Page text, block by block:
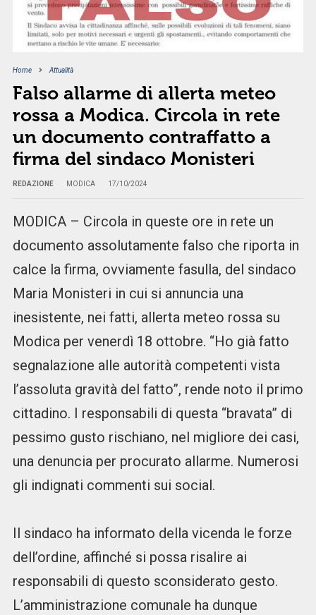
Home Attualità
Falso allarme di allerta meteo
rossa a Modica. Circola in rete
un documento contraffatto a
firma del sindaco Monisteri
REDAZIONE MODICA 17/10/2024
MODICA – Circola in queste ore in rete un
documento assolutamente falso che riporta in
calce la firma, ovviamente fasulla, del sindaco
Maria Monisteri in cui si annuncia una
inesistente, nei fatti, allerta meteo rossa su
Modica per venerdì 18 ottobre. “Ho già fatto
segnalazione alle autorità competenti vista
l’assoluta gravità del fatto”, rende noto il primo
cittadino. I responsabili di questa “bravata” di
pessimo gusto rischiano, nel migliore dei casi,
una denuncia per procurato allarme. Numerosi
gli indignati commenti sui social.
Il sindaco ha informato della vicenda le forze
dell’ordine, affinché si possa risalire ai
responsabili di questo sconsiderato gesto.
L’amministrazione comunale ha dunque